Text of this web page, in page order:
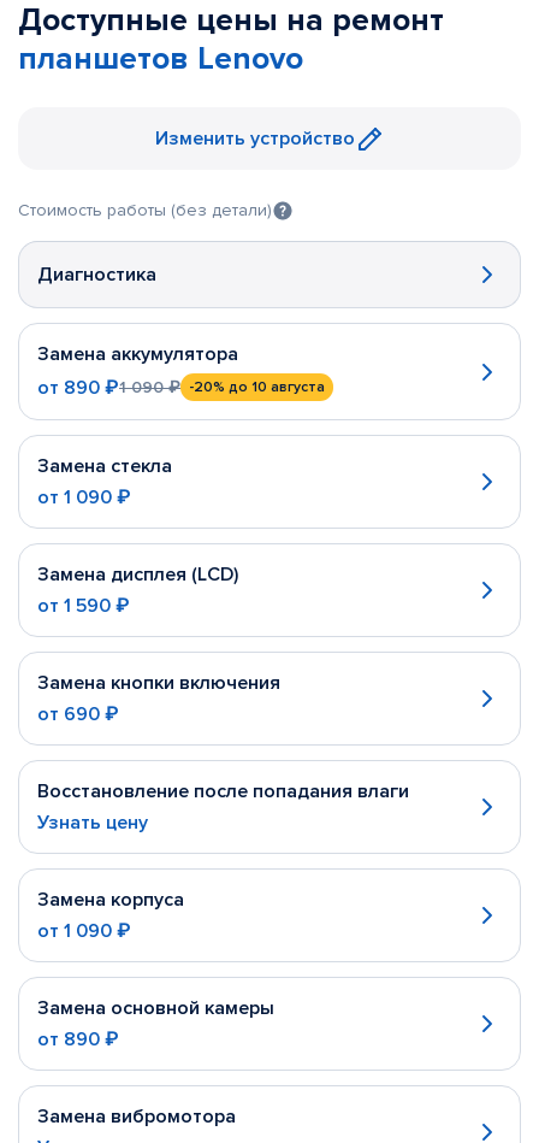
Доступные цены на ремонт
планшетов Lenovo
Изменить устройство
Стоимость работы (без детали)
Диагностика
Замена аккумулятора
от 890 ₽1 090 ₽ -20% до 10 августа
Замена стекла
от 1 090 ₽
Замена дисплея (LCD)
от 1 590 ₽
Замена кнопки включения
от 690 ₽
Восстановление после попадания влаги
Узнать цену
Замена корпуса
от 1 090 ₽
Замена основной камеры
от 890 ₽
Замена вибромотора